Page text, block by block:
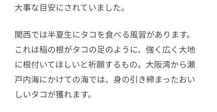
大事な目安にされていました。
関西では半夏生にタコを食べる風習があります。
これは稲の根がタコの足のように、強く広く大地
に根付いてほしいと祈願するもの。大阪湾から瀬
戸内海にかけての海では、身の引き締まったおい
しいタコが獲れます。